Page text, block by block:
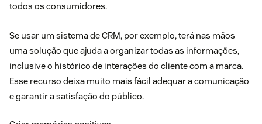
todos os consumidores.
Se usar um sistema de CRM, por exemplo, terá nas mãos
uma solução que ajuda a organizar todas as informações,
inclusive o histórico de interações do cliente com a marca.
Esse recurso deixa muito mais fácil adequar a comunicação
e garantir a satisfação do público.